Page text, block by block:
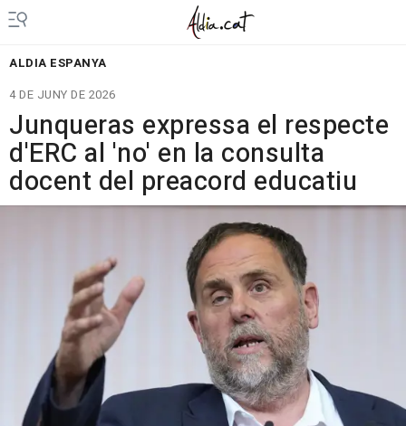
ALDIA ESPANYA
4 DE JUNY DE 2026
Junqueras expressa el respecte
d'ERC al 'no' en la consulta
docent del preacord educatiu